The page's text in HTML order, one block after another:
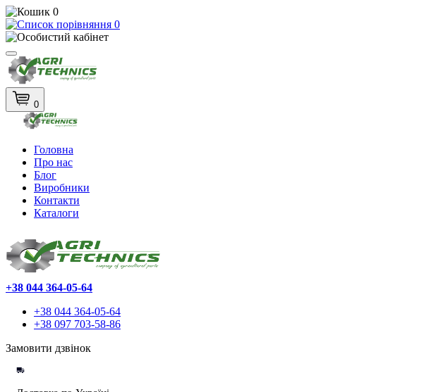
0
0
0
Головна
Про нас
Блог
Виробники
Контакти
Каталоги
+38 044 364-05-64
+38 044 364-05-64
+38 097 703-58-86
Замовити дзвінок